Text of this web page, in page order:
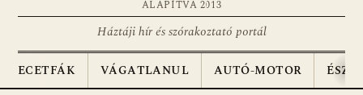
ALAPÍTVA 2013
Háztáji hír és szórakoztató portál
ECETFÁK VÁGATLANUL AUTÓ-MOTOR